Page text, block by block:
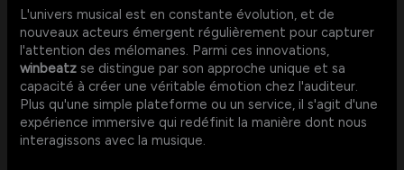
L'univers musical est en constante évolution, et de
nouveaux acteurs émergent régulièrement pour capturer
l'attention des mélomanes. Parmi ces innovations,
winbeatz se distingue par son approche unique et sa
capacité à créer une véritable émotion chez l'auditeur.
Plus qu'une simple plateforme ou un service, il s'agit d'une
expérience immersive qui redéfinit la manière dont nous
interagissons avec la musique.